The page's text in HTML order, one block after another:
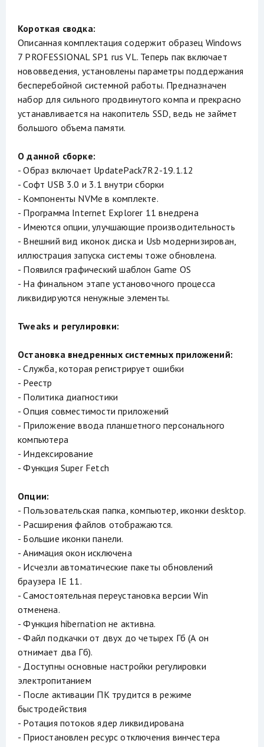
Короткая сводка:
Описанная комплектация содержит образец Windows
7 PROFESSIONAL SP1 rus VL. Теперь пак включает
нововведения, установлены параметры поддержания
бесперебойной системной работы. Предназначен
набор для сильного продвинутого компа и прекрасно
устанавливается на накопитель SSD, ведь не займет
большого объема памяти.
О данной сборке:
- Образ включает UpdatePack7R2-19.1.12
- Софт USB 3.0 и 3.1 внутри сборки
- Компоненты NVMe в комплекте.
- Программа Internet Explorer 11 внедрена
- Имеются опции, улучшающие производительность
- Внешний вид иконок диска и Usb модернизирован,
иллюстрация запуска системы тоже обновлена.
- Появился графический шаблон Game OS
- На финальном этапе установочного процесса
ликвидируются ненужные элементы.
Tweaks и регулировки:
Остановка внедренных системных приложений:
- Служба, которая регистрирует ошибки
- Реестр
- Политика диагностики
- Опция совместимости приложений
- Приложение ввода планшетного персонального
компьютера
- Индексирование
- Функция Super Fetch
Опции:
- Пользовательская папка, компьютер, иконки desktop.
- Расширения файлов отображаются.
- Большие иконки панели.
- Анимация окон исключена
- Исчезли автоматические пакеты обновлений
браузера IE 11.
- Самостоятельная переустановка версии Win
отменена.
- Функция hibernation не активна.
- Файл подкачки от двух до четырех Гб (А он
отнимает два Гб).
- Доступны основные настройки регулировки
электропитанием
- После активации ПК трудится в режиме
быстродействия
- Ротация потоков ядер ликвидирована
- Приостановлен ресурс отключения винчестера